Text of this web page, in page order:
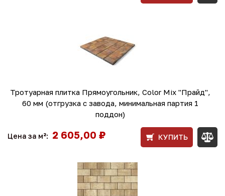
Тротуарная плитка Прямоугольник, Color Mix "Прайд",
60 мм (отгрузка с завода, минимальная партия 1
поддон)
Цена за м²: 2 605,00 ₽ КУПИТЬ